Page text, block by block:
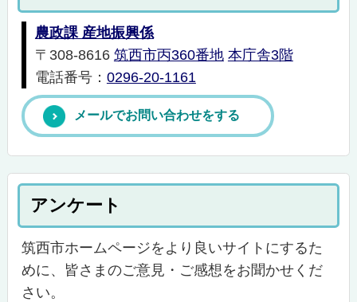
農政課 産地振興係
〒308-8616 筑西市丙360番地 本庁舎3階
電話番号： 0296-20-1161
メールでお問い合わせをする
アンケート
筑西市ホームページをより良いサイトにするた
めに、皆さまのご意見・ご感想をお聞かせくだ
さい。